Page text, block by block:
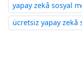
yapay zekâ sosyal
ücretsiz yapay